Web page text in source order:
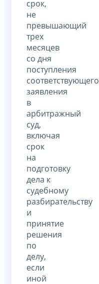
срок,
не
превышающий
трех
месяцев
со дня
поступления
соответствующего
заявления
в
арбитражный
суд,
включая
срок
на
подготовку
дела к
судебному
разбирательству
и
принятие
решения
по
делу,
если
иной